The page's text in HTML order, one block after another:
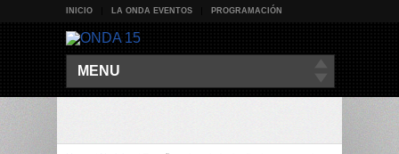
INICIO LA ONDA EVENTOS PROGRAMACIÓN
MENU